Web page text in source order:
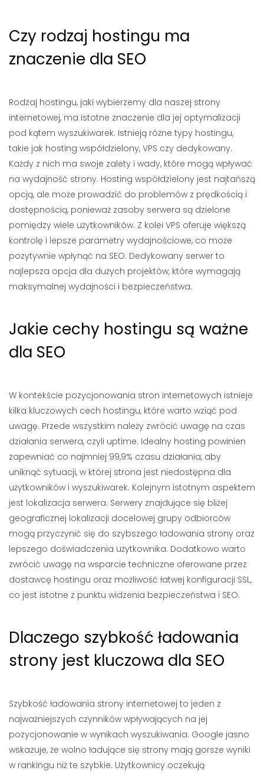
Czy rodzaj hostingu ma
znaczenie dla SEO
Rodzaj hostingu, jaki wybierzemy dla naszej strony
internetowej, ma istotne znaczenie dla jej optymalizacji
pod kątem wyszukiwarek. Istnieją różne typy hostingu,
takie jak hosting współdzielony, VPS czy dedykowany.
Każdy z nich ma swoje zalety i wady, które mogą wpływać
na wydajność strony. Hosting współdzielony jest najtańszą
opcją, ale może prowadzić do problemów z prędkością i
dostępnością, ponieważ zasoby serwera są dzielone
pomiędzy wiele użytkowników. Z kolei VPS oferuje większą
kontrolę i lepsze parametry wydajnościowe, co może
pozytywnie wpłynąć na SEO. Dedykowany serwer to
najlepsza opcja dla dużych projektów, które wymagają
maksymalnej wydajności i bezpieczeństwa.
Jakie cechy hostingu są ważne
dla SEO
W kontekście pozycjonowania stron internetowych istnieje
kilka kluczowych cech hostingu, które warto wziąć pod
uwagę. Przede wszystkim należy zwrócić uwagę na czas
działania serwera, czyli uptime. Idealny hosting powinien
zapewniać co najmniej 99,9% czasu działania, aby
uniknąć sytuacji, w której strona jest niedostępna dla
użytkowników i wyszukiwarek. Kolejnym istotnym aspektem
jest lokalizacja serwera. Serwery znajdujące się bliżej
geograficznej lokalizacji docelowej grupy odbiorców
mogą przyczynić się do szybszego ładowania strony oraz
lepszego doświadczenia użytkownika. Dodatkowo warto
zwrócić uwagę na wsparcie techniczne oferowane przez
dostawcę hostingu oraz możliwość łatwej konfiguracji SSL,
co jest istotne z punktu widzenia bezpieczeństwa i SEO.
Dlaczego szybkość ładowania
strony jest kluczowa dla SEO
Szybkość ładowania strony internetowej to jeden z
najważniejszych czynników wpływających na jej
pozycjonowanie w wynikach wyszukiwania. Google jasno
wskazuje, że wolno ładujące się strony mają gorsze wyniki
w rankingu niż te szybkie. Użytkownicy oczekują